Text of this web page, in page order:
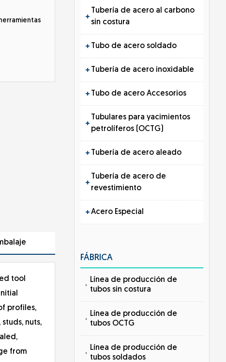
Tubería de acero al carbono
sin costura
Tubo de acero soldado
Tubería de acero inoxidable
Tubo de acero Accesorios
Tubulares para yacimientos
petrolíferos (OCTG)
Tubería de acero aleado
Tubería de acero de
revestimiento
Acero Especial
FÁBRICA
Línea de producción de
tubos sin costura
Línea de producción de
tubos OCTG
Línea de producción de
tubos soldados
tool
profiles,
nuts,
from